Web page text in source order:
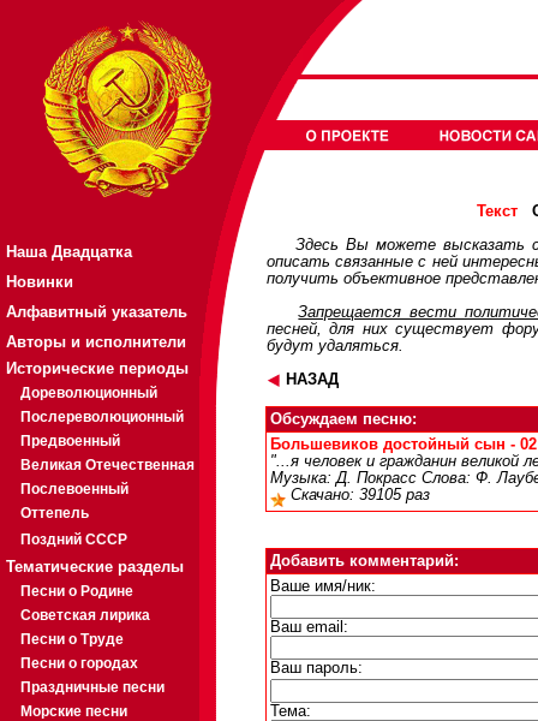
Наша Двадцатка
Новинки
Алфавитный указатель
Авторы и исполнители
Исторические периоды
Дореволюционный
Послереволюционный
Предвоенный
Великая Отечественная
Послевоенный
Оттепель
Поздний СССР
Тематические разделы
Песни о Родине
Советская лирика
Песни о Труде
Песни о городах
Праздничные песни
Морские песни
Текст
Здесь Вы можете высказать
описать связанные с ней
получить объективное
Запрещается вести
песней, для них существует
будут удаляться.
НАЗАД
Обсуждаем песню:
Большевиков достойный сын -
"...я человек и гражданин великой
Музыка: Д. Покрасс Слова: Ф.
Скачано: 39105 раз
Добавить комментарий:
Ваше имя/ник:
Ваш email:
Ваш пароль:
Тема: